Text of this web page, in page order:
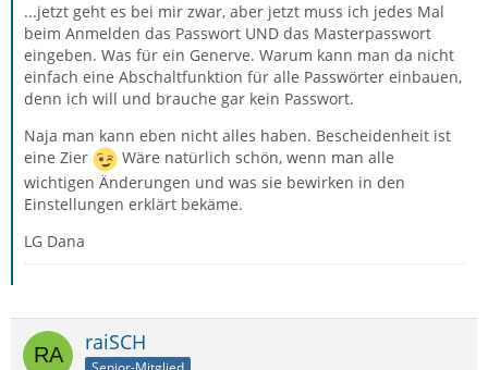
...jetzt geht es bei mir zwar, aber jetzt muss ich jedes Mal
beim Anmelden das Passwort UND das Masterpasswort
eingeben. Was für ein Generve. Warum kann man da nicht
einfach eine Abschaltfunktion für alle Passwörter einbauen,
denn ich will und brauche gar kein Passwort.
Naja man kann eben nicht alles haben. Bescheidenheit ist
eine Zier
Wäre natürlich schön, wenn man alle
wichtigen Änderungen und was sie bewirken in den
Einstellungen erklärt bekäme.
LG Dana
raiSCH